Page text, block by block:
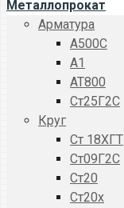
Металлопрокат
Арматура
A500C
А1
АТ800
Ст25Г2С
Круг
Ст 18ХГТ
Ст09Г2С
Ст20
Ст20x